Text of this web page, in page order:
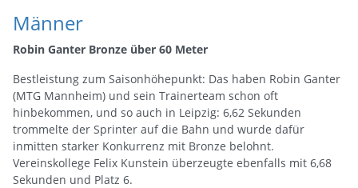
Männer
Robin Ganter Bronze über 60 Meter
Bestleistung zum Saisonhöhepunkt: Das haben Robin Ganter
(MTG Mannheim) und sein Trainerteam schon oft
hinbekommen, und so auch in Leipzig: 6,62 Sekunden
trommelte der Sprinter auf die Bahn und wurde dafür
inmitten starker Konkurrenz mit Bronze belohnt.
Vereinskollege Felix Kunstein überzeugte ebenfalls mit 6,68
Sekunden und Platz 6.